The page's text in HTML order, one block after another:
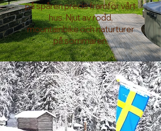
på spåren precis framför vårt
hus. Njut av rodd,
mountainbike och naturturer
på sommaren.